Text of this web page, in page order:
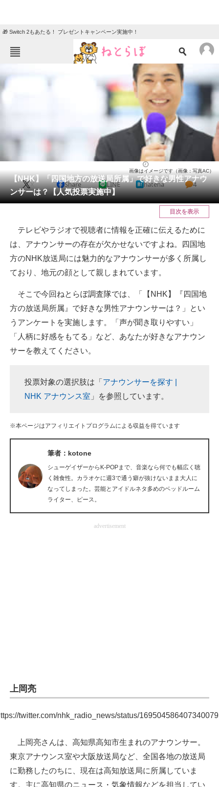
🎁 Switch 2もあたる！ プレゼントキャンペーン実施中！
ニュース
クイズ
地域
住まい
会員記事
メディア
ITの今と未来を見通す
スマホと通信の最新トレンド
ビジネスと働き方のヒント
経営リーダーのコミュニティ
ITエンジニア向け専門サイト
企業向けIT製品の総合サイト
IT製品の技術・比較・事例
製造業のIT導入・活用を支援
モノづくり技術者専門サイト
【NHK】「四国地方の放送局所属」で好きな男性アナウ
ンサーは？【人気投票実施中】
画像はイメージです（画像：写真AC）
X Share LINE hatena 4
目次を表示
テレビやラジオで視聴者に情報を正確に伝えるために
は、アナウンサーの存在が欠かせないですよね。四国地
方のNHK放送局には魅力的なアナウンサーが多く所属し
ており、地元の顔として親しまれています。
そこで今回ねとらぼ調査隊では、「【NHK】『四国地
方の放送局所属』で好きな男性アナウンサーは？」とい
うアンケートを実施します。「声が聞き取りやすい」
「人柄に好感をもてる」など、あなたが好きなアナウン
サーを教えてください。
投票対象の選択肢は「 アナウンサーを探す |
NHK アナウンス室 」を参照しています。
※本ページはアフィリエイトプログラムによる収益を得ています
筆者：kotone
シューゲイザーからK-POPまで、音楽なら何でも幅広く聴
く雑食性。カラオケに週3で通う癖が抜けないまま大人に
なってしまった。芸能とアイドルネタ多めのベッドルーム
ライター、ピース。
advertisement
上岡亮
twitter.com/nhk_radio_news/status/
上岡亮さんは、高知県高知市生まれのアナウンサー。
東京アナウンス室や大阪放送局など、全国各地の放送局
に勤務したのちに、現在は高知放送局に所属していま
す。主に高知県のニュース・気象情報などを担当してい